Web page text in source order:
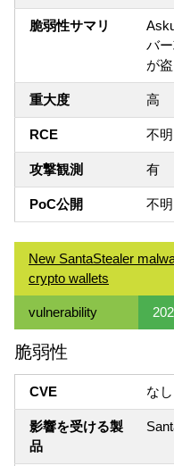
脆弱性サマリ
バ
が
重大度 高
RCE 不明
攻撃観測 有
PoC公開 不明
New SantaStealer
crypto wallets
vulnerability
脆弱性
CVE なし
影響を受ける製
品